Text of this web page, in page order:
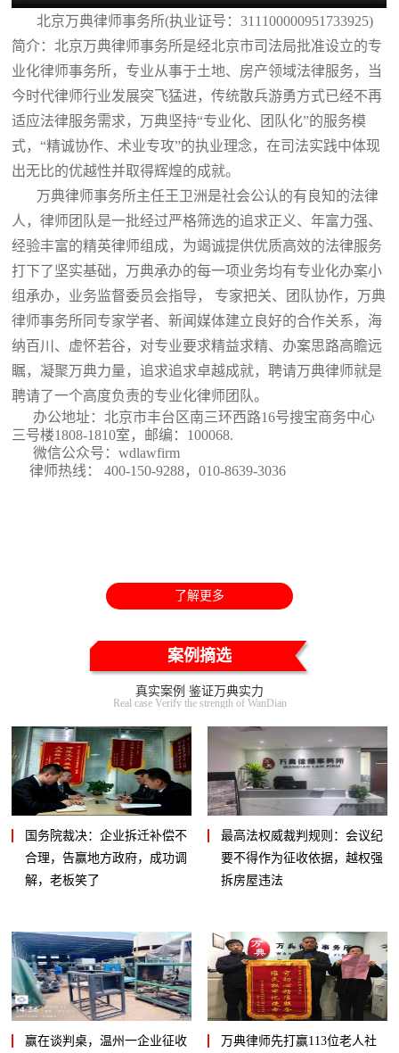
北京万典律师事务所(执业证号：311100000951733925)
简介：北京万典律师事务所是经北京市司法局批准设立的专
业化律师事务所，专业从事于土地、房产领域法律服务，当
今时代律师行业发展突飞猛进，传统散兵游勇方式已经不再
适应法律服务需求，万典坚持“专业化、团队化”的服务模
式，“精诚协作、术业专攻”的执业理念，在司法实践中体现
出无比的优越性并取得辉煌的成就。
万典律师事务所主任王卫洲是社会公认的有良知的法律
人，律师团队是一批经过严格筛选的追求正义、年富力强、
经验丰富的精英律师组成，为竭诚提供优质高效的法律服务
打下了坚实基础，万典承办的每一项业务均有专业化办案小
组承办，业务监督委员会指导， 专家把关、团队协作，万典
律师事务所同专家学者、新闻媒体建立良好的合作关系，海
纳百川、虚怀若谷，对专业要求精益求精、办案思路高瞻远
瞩，凝聚万典力量，追求追求卓越成就，聘请万典律师就是
聘请了一个高度负责的专业化律师团队。
办公地址：北京市丰台区南三环西路16号搜宝商务中心
三号楼1808-1810室 ，邮编：100068.
微信公众号：wdlawfirm
律师热线： 400-150-9288，010-8639-3036
了解更多
案例摘选
真实案例 鉴证万典实力
Real case Verify the strength of WanDian
国务院裁决：企业拆迁补偿不
合理，告赢地方政府，成功调
解，老板笑了
最高法权威裁判规则：会议纪
要不得作为征收依据，越权强
拆房屋违法
赢在谈判桌，温州一企业征收
万典律师先打赢113位老人社